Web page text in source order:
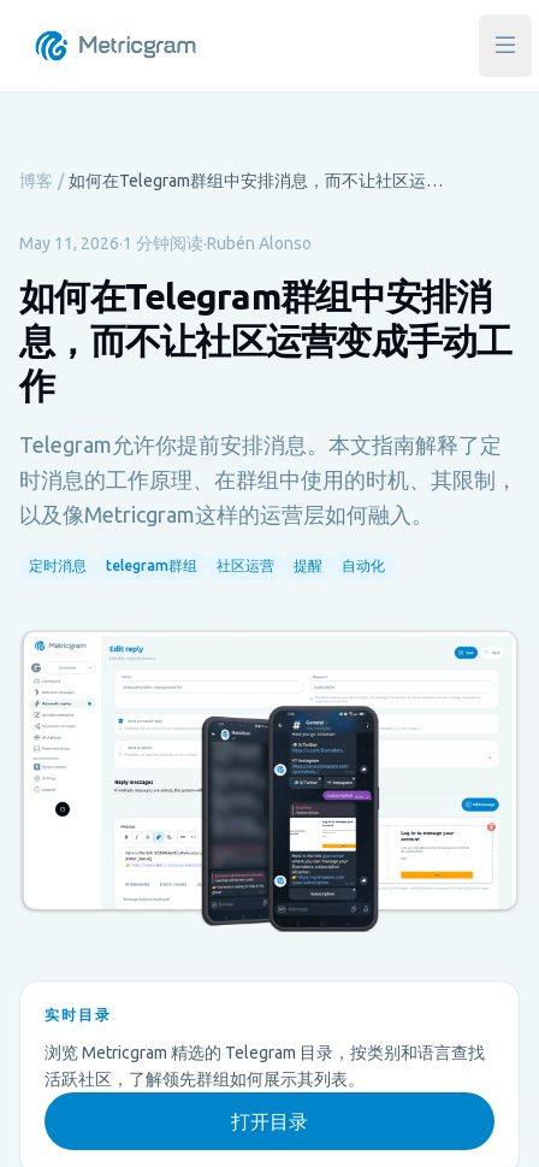
打
博客 / 如何在Telegram群组中安排消息，而不让社区运营变成手动工作
May 11, 2026·1 分钟阅读·Rubén Alonso
如何在Telegram群组中安排消
息，而不让社区运营变成手动工
作
Telegram允许你提前安排消息。本文指南解释了定
时消息的工作原理、在群组中使用的时机、其限制，
以及像Metricgram这样的运营层如何融入。
定时消息 telegram群组 社区运营 提醒 自动化
实时目录
浏览 Metricgram 精选的 Telegram 目录，按类别和语言查找
活跃社区，了解领先群组如何展示其列表。
打开目录